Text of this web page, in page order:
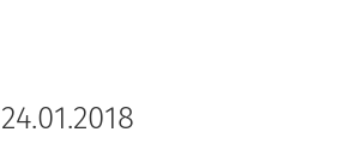
24.01.2018